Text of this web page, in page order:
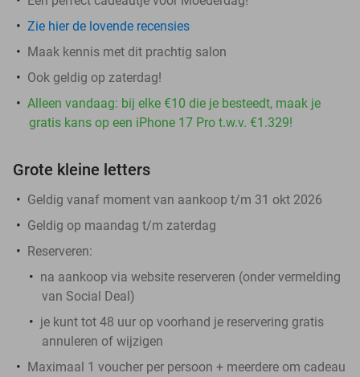
Zie hier de lovende recensies
Maak kennis met dit prachtig salon
Ook geldig op zaterdag!
Alleen vandaag: bij elke €10 die je besteedt, maak je
gratis kans op een iPhone 17 Pro t.w.v. €1.329!
Grote kleine letters
Geldig vanaf moment van aankoop t/m 31 okt 2026
Geldig op maandag t/m zaterdag
Reserveren:
na aankoop via website reserveren (onder vermelding
van Social Deal)
je kunt tot 48 uur op voorhand je reservering gratis
annuleren of wijzigen
Maximaal 1 voucher per persoon + meerdere om cadeau